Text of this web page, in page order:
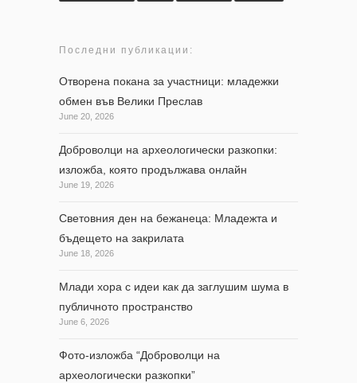
Последни публикации:
Отворена покана за участници: младежки
обмен във Велики Преслав
June 20, 2026
Доброволци на археологически разкопки:
изложба, която продължава онлайн
June 19, 2026
Световния ден на бежанеца: Младежта и
бъдещето на закрилата
June 18, 2026
Млади хора с идеи как да заглушим шума в
публичното пространство
June 6, 2026
Фото-изложба “Доброволци на
археологически разкопки”